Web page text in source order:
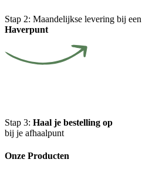
Stap 2: Maandelijkse levering bij een
Haverpunt
Stap 3: Haal je bestelling op
bij je afhaalpunt
Onze Producten